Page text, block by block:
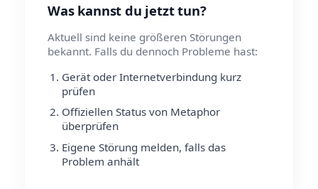
Was kannst du jetzt tun?
Aktuell sind keine größeren Störungen
bekannt. Falls du dennoch Probleme hast:
Gerät oder Internetverbindung kurz
prüfen
Offiziellen Status von Metaphor
überprüfen
Eigene Störung melden, falls das
Problem anhält